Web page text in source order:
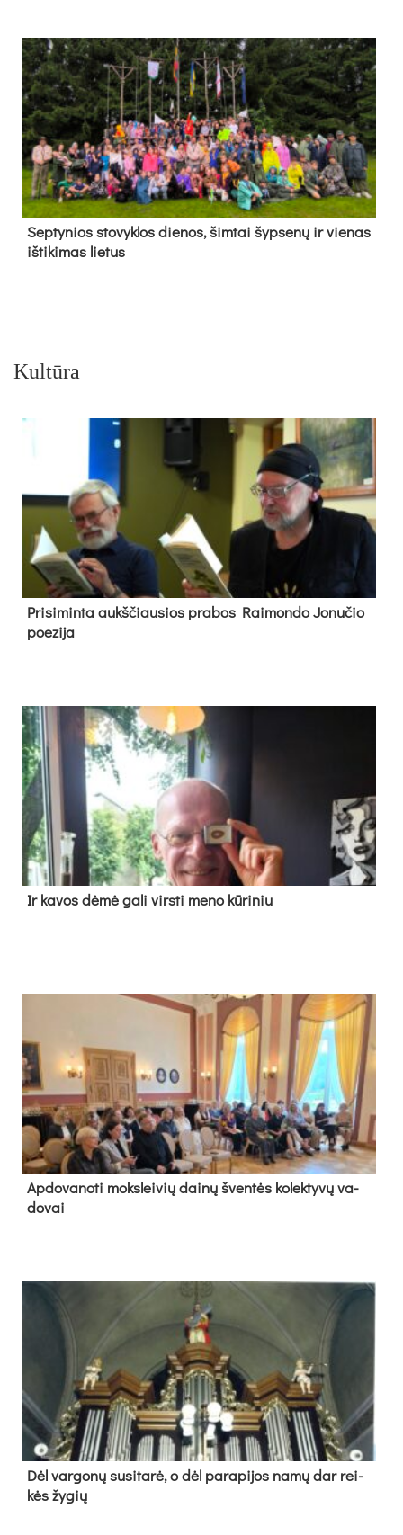
Sep­ty­nios sto­vyk­los die­nos, šim­tai šyp­se­nų ir vie­nas
iš­ti­ki­mas lie­tus
Kultūra
Pri­si­min­ta aukš­čiau­sios pra­bos Rai­mon­do Jo­nu­čio
poe­zi­ja
Ir ka­vos dė­mė ga­li virs­ti me­no kū­ri­niu
Ap­do­va­no­ti moks­lei­vių dai­nų šven­tės ko­lek­ty­vų va­
do­vai
Dėl var­go­nų su­si­ta­rė, o dėl pa­ra­pi­jos na­mų dar rei­
kės žy­gių